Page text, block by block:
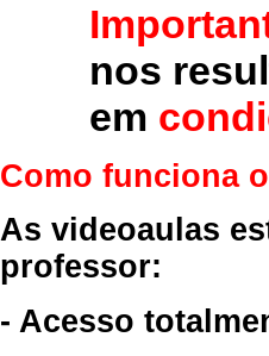
nos
em
Como funciona
As videoaulas
professor:
- Acesso